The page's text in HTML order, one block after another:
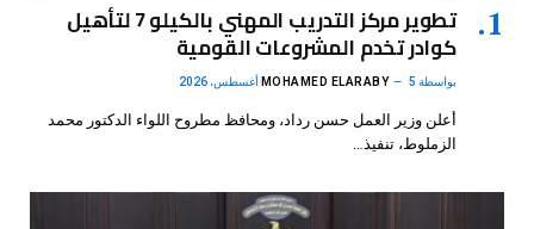
تطوير مركز التدريب المهني بالكيلو 7 لتأهيل
كوادر تخدم المشروعات القومية
بواسطة MOHAMED ELARABY 5 أغسطس، 2026
أعلن وزير العمل حسن رداد، ومحافظ مطروح اللواء الدكتور محمد
الزملوط، تنفيذ…